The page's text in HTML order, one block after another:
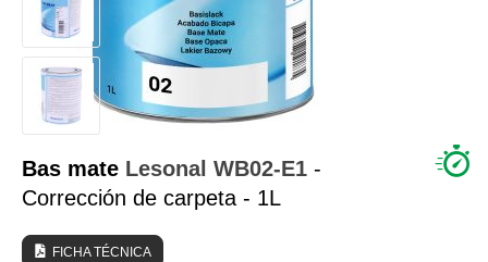
EQUIPAMIENTO PARA TALLERES DE CARROCERÍA
INSTALACIÓN DE LABORATORIO
TUTORIALES Y CONSEJOS
Bas mate Lesonal WB02-E1 -
Corrección de carpeta - 1L
FICHA TÉCNICA